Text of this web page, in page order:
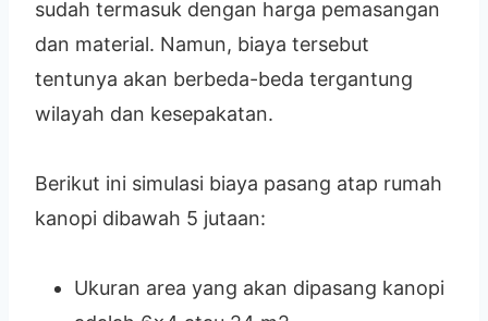
sudah termasuk dengan harga pemasangan
dan material. Namun, biaya tersebut
tentunya akan berbeda-beda tergantung
wilayah dan kesepakatan.
Berikut ini simulasi biaya pasang atap rumah
kanopi dibawah 5 jutaan:
Ukuran area yang akan dipasang kanopi